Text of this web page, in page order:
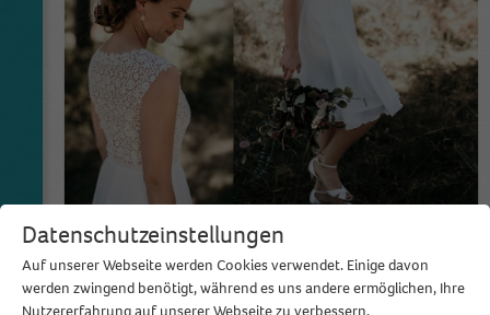
Fotos: Sven Hebbinghaus
Individuell angepasste Brautmode aus Köln
Datenschutzeinstellungen
Auf unserer Webseite werden Cookies verwendet. Einige davon
werden zwingend benötigt, während es uns andere ermöglichen, Ihre
Nutzererfahrung auf unserer Webseite zu verbessern.